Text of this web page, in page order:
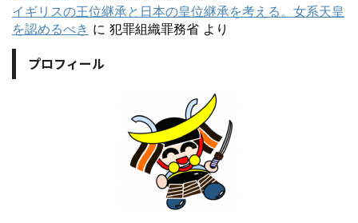
イギリスの王位継承と日本の皇位継承を考える。女系天皇
を認めるべき に 犯罪組織罪務省 より
プロフィール